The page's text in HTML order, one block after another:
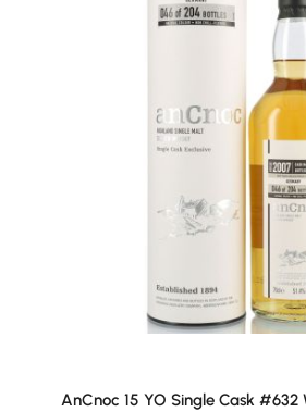
AnCnoc 15 YO Single Cask #632